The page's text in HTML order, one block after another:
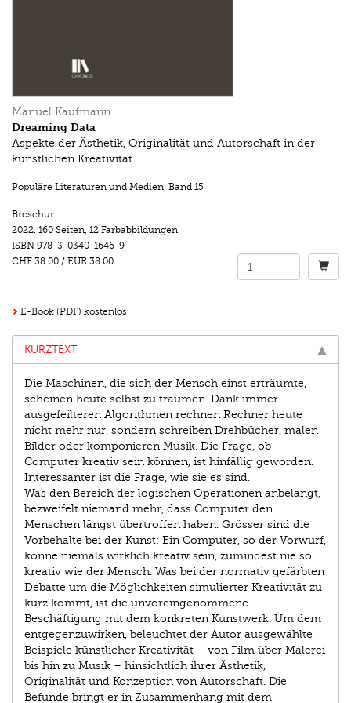
Manuel Kaufmann
Dreaming Data
Aspekte der Ästhetik, Originalität und Autorschaft in der
künstlichen Kreativität
Populäre Literaturen und Medien, Band 15
Broschur
2022. 160 Seiten, 12 Farbabbildungen
ISBN 978-3-0340-1646-9
CHF 38.00 / EUR 38.00
E-Book (PDF) kostenlos
KURZTEXT
Die Maschinen, die sich der Mensch einst erträumte,
scheinen heute selbst zu träumen. Dank immer
ausgefeilteren Algorithmen rechnen Rechner heute
nicht mehr nur, sondern schreiben Drehbücher, malen
Bilder oder komponieren Musik. Die Frage, ob
Computer kreativ sein können, ist hinfällig geworden.
Interessanter ist die Frage, wie sie es sind.
Was den Bereich der logischen Operationen anbelangt,
bezweifelt niemand mehr, dass Computer den
Menschen längst übertroffen haben. Grösser sind die
Vorbehalte bei der Kunst: Ein Computer, so der Vorwurf,
könne niemals wirklich kreativ sein, zumindest nie so
kreativ wie der Mensch. Was bei der normativ gefärbten
Debatte um die Möglichkeiten simulierter Kreativität zu
kurz kommt, ist die unvoreingenommene
Beschäftigung mit dem konkreten Kunstwerk. Um dem
entgegenzuwirken, beleuchtet der Autor ausgewählte
Beispiele künstlicher Kreativität – von Film über Malerei
bis hin zu Musik – hinsichtlich ihrer Ästhetik,
Originalität und Konzeption von Autorschaft. Die
Befunde bringt er in Zusammenhang mit dem